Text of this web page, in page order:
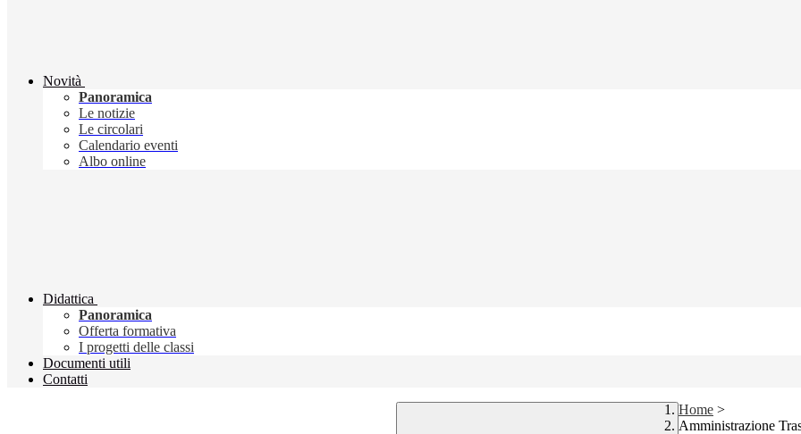
Novità
Panoramica
Le notizie
Le circolari
Calendario eventi
Albo online
Didattica
Panoramica
Offerta formativa
I progetti delle classi
Documenti utili
Contatti
Home >
Amministrazione